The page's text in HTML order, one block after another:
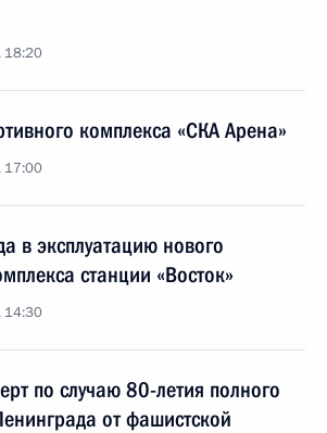
18:20
комплекса «СКА Арена»
17:00
в эксплуатацию нового
станции «Восток»
14:30
по случаю 80-летия полного
от фашистской